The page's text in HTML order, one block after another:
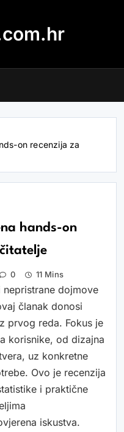
on recenzija za
hands-on
0 11 Mins
dojmove
članak donosi
prvog reda. Fokus je
korisnike, od dizajna
uz konkretne
Ovo je recenzija
i praktične
iskustva.